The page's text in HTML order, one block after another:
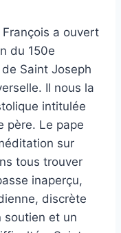
a ouvert
du 150e
Saint Joseph
Il nous la
intitulée
père. Le pape
sur
tous trouver
inaperçu,
discrète
soutien et un